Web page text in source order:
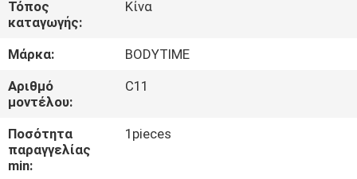
ΕΜΕΊΣ
ΓΎΡΟΣ
ΕΡΓΟΣΤΑΣΊΩΝ
ΠΟΙΟΤΙΚΌΣ
ΈΛΕΓΧΟΣ
Τόπος
καταγωγής:
Κίνα
Μάρκα:
BODYTIME
Αριθμό
μοντέλου:
C11
Ποσότητα
παραγγελίας
min:
1pieces